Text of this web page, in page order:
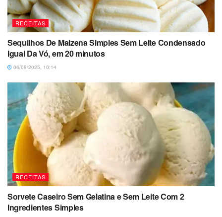
RECEITAS
Sequilhos De Maizena Simples Sem Leite Condensado
Igual Da Vó, em 20 minutos
06/09/2025, 10:14
RECEITAS
Sorvete Caseiro Sem Gelatina e Sem Leite Com 2
Ingredientes Simples